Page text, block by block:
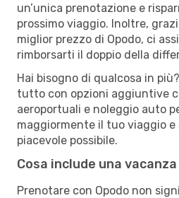
un’unica prenotazione e
prossimo viaggio. Inoltre,
miglior prezzo di Opodo, ci
rimborsarti il doppio della
Hai bisogno di qualcosa in
tutto con opzioni aggiuntive
aeroportuali e noleggio auto
maggiormente il tuo viaggio e
piacevole possibile.
Cosa include una
Prenotare con Opodo non